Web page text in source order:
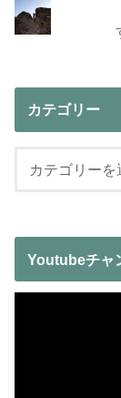
カテゴリー
Youtubeチャ